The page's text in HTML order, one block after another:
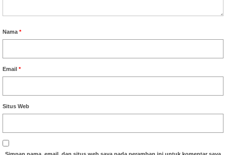
Nama *
Email *
Situs Web